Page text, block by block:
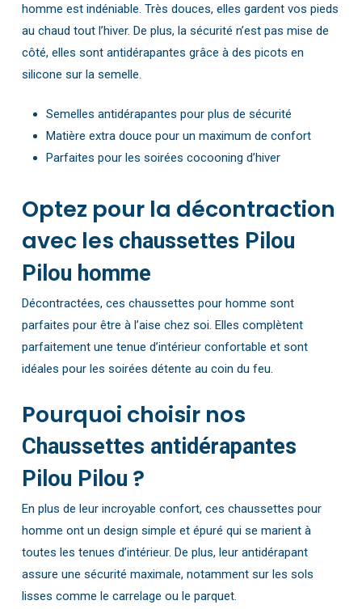
homme est indéniable. Très douces, elles gardent vos pieds
au chaud tout l’hiver. De plus, la sécurité n’est pas mise de
côté, elles sont antidérapantes grâce à des picots en
silicone sur la semelle.
Semelles antidérapantes pour plus de sécurité
Matière extra douce pour un maximum de confort
Parfaites pour les soirées cocooning d’hiver
Optez pour la décontraction
avec les chaussettes Pilou
Pilou homme
Décontractées, ces chaussettes pour homme sont
parfaites pour être à l’aise chez soi. Elles complètent
parfaitement une tenue d’intérieur confortable et sont
idéales pour les soirées détente au coin du feu.
Pourquoi choisir nos
Chaussettes antidérapantes
Pilou Pilou ?
En plus de leur incroyable confort, ces chaussettes pour
homme ont un design simple et épuré qui se marient à
toutes les tenues d’intérieur. De plus, leur antidérapant
assure une sécurité maximale, notamment sur les sols
lisses comme le carrelage ou le parquet.